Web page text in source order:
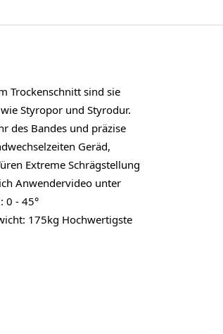
Trockenschnitt sind sie
Styropor und Styrodur.
des Bandes und präzise
Geräd,
Extreme Schrägstellung
Anwendervideo unter
0 - 45°
175kg Hochwertigste